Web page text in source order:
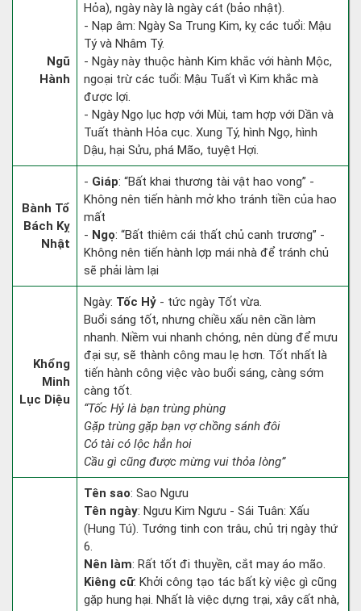
Ngũ
Hành
Hỏa), ngày này là ngày cát (bảo nhật).
- Nạp âm: Ngày Sa Trung Kim, kỵ các tuổi: Mậu
Tý và Nhâm Tý.
- Ngày này thuộc hành Kim khắc với hành Mộc,
ngoại trừ các tuổi: Mậu Tuất vì Kim khắc mà
được lợi.
- Ngày Ngọ lục hợp với Mùi, tam hợp với Dần và
Tuất thành Hỏa cục. Xung Tý, hình Ngọ, hình
Dậu, hại Sửu, phá Mão, tuyệt Hợi.
Bành Tổ
Bách Kỵ
Nhật
- Giáp: “Bất khai thương tài vật hao vong” -
Không nên tiến hành mở kho tránh tiền của hao
mất
- Ngọ: “Bất thiêm cái thất chủ canh trương” -
Không nên tiến hành lợp mái nhà để tránh chủ
sẽ phải làm lại
Khổng
Minh
Lục Diệu
Ngày: Tốc Hỷ - tức ngày Tốt vừa.
Buổi sáng tốt, nhưng chiều xấu nên cần làm
nhanh. Niềm vui nhanh chóng, nên dùng để mưu
đại sự, sẽ thành công mau lẹ hơn. Tốt nhất là
tiến hành công việc vào buổi sáng, càng sớm
càng tốt.
“Tốc Hỷ là bạn trùng phùng
Gặp trùng gặp bạn vợ chồng sánh đôi
Có tài có lộc hẳn hoi
Cầu gì cũng được mừng vui thỏa lòng”
Tên sao: Sao Ngưu
Tên ngày: Ngưu Kim Ngưu - Sái Tuân: Xấu
(Hung Tú). Tướng tinh con trâu, chủ trị ngày thứ
6.
Nên làm: Rất tốt đi thuyền, cắt may áo mão.
Kiêng cữ: Khởi công tạo tác bất kỳ việc gì cũng
gặp hung hại. Nhất là việc dựng trại, xây cất nhà,